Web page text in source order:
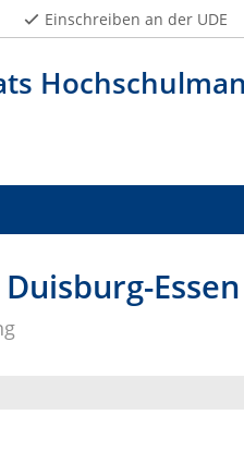
Einschreiben an der UDE
Essen